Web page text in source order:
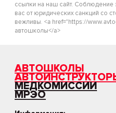
ссылки на наш сайт. Соблюдение
вас от юридических санкций со
вежливы. <a href="https://
автошколы</a>
АВТОШКОЛЫ
МЕДКОМИССИИ
МРЭО